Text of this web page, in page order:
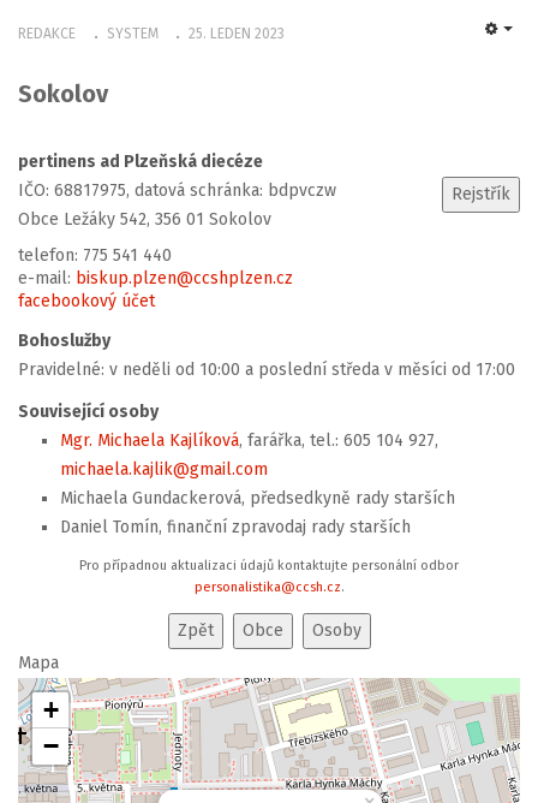
REDAKCE SYSTEM 25. LEDEN 2023
Sokolov
pertinens ad Plzeňská diecéze
IČO: 68817975, datová schránka: bdpvczw
Obce Ležáky 542, 356 01 Sokolov
telefon: 775 541 440
e-mail: biskup.plzen@ccshplzen.cz
facebookový účet
Bohoslužby
Pravidelné: v neděli od 10:00 a poslední středa v měsíci od 17:00
Související osoby
Mgr. Michaela Kajlíková, farářka, tel.: 605 104 927,
michaela.kajlik@gmail.com
Michaela Gundackerová, předsedkyně rady starších
Daniel Tomín, finanční zpravodaj rady starších
Pro případnou aktualizaci údajů kontaktujte personální odbor
personalistika@ccsh.cz.
Mapa
+
−